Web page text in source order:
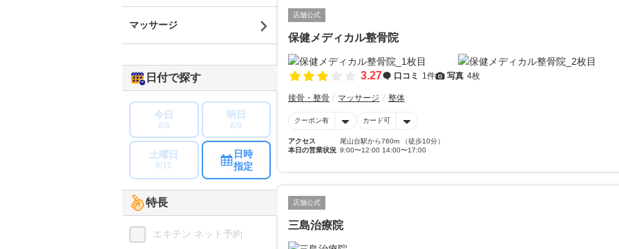
店舗公式
保健メディカル整骨院
3.27 口コミ 1件 写真 4枚
接骨・整骨 マッサージ 整体
クーポン有 カード可
アクセス
尾山台駅から760m （徒歩10分）
本日の営業状況 9:00〜12:00 14:00〜17:00
店舗公式
三島治療院
マッサージ
日付で探す
今日
8/8
明日
8/9
土曜日
8/15
日時
指定
特長
エキテン ネット予約